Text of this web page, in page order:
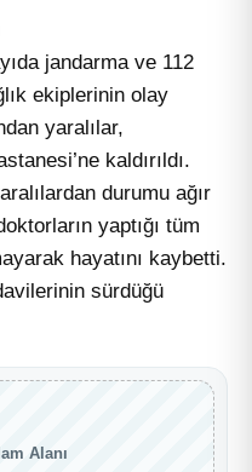
jandarma ve 112
ekiplerinin olay
yaralılar,
kaldırıldı.
durumu ağır
yaptığı tüm
hayatını kaybetti.
sürdüğü
Alanı